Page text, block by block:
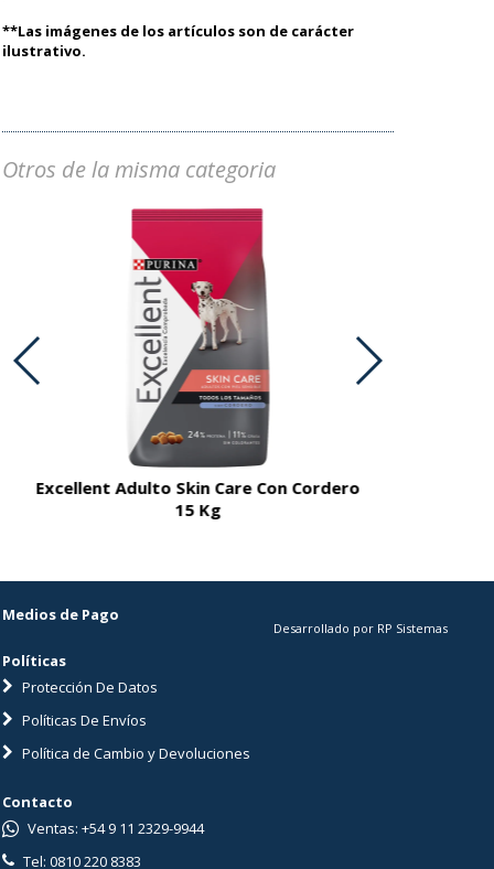
**Las imágenes de los artículos son de carácter
ilustrativo.
Otros de la misma categoria
Excellent Adulto Skin Care Con Cordero
15 Kg
Medios de Pago
Políticas
Protección De Datos
Políticas De Envíos
Política de Cambio y Devoluciones
Desarrollado por RP Sistemas
Contacto
Ventas: +54 9 11 2329-9944
Tel: 0810 220 8383